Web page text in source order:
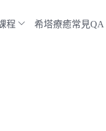
程 希塔療癒常見QA